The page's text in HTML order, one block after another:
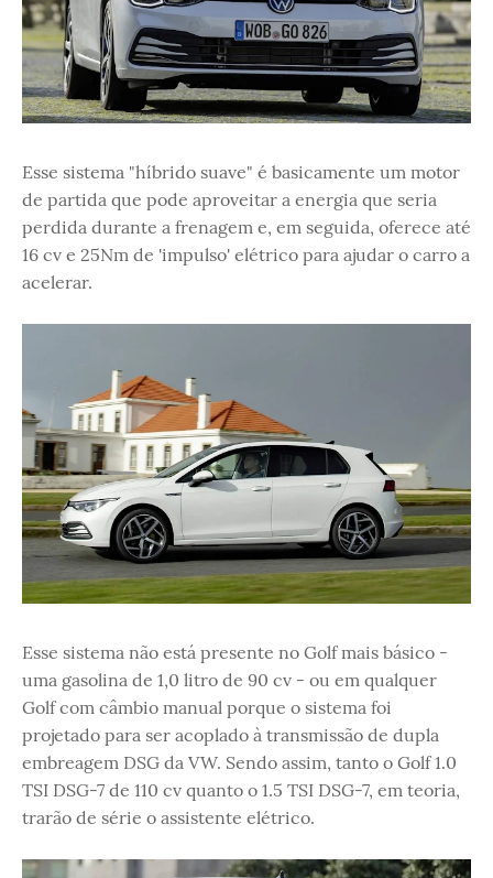
Esse sistema "híbrido suave" é basicamente um motor
de partida que pode aproveitar a energia que seria
perdida durante a frenagem e, em seguida, oferece até
16 cv e 25Nm de 'impulso' elétrico para ajudar o carro a
acelerar.
Esse sistema não está presente no Golf mais básico -
uma gasolina de 1,0 litro de 90 cv - ou em qualquer
Golf com câmbio manual porque o sistema foi
projetado para ser acoplado à transmissão de dupla
embreagem DSG da VW. Sendo assim, tanto o Golf 1.0
TSI DSG-7 de 110 cv quanto o 1.5 TSI DSG-7, em teoria,
trarão de série o assistente elétrico.